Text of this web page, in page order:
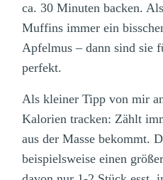
ca. 30 Minuten backen.
Muffins immer ein
Apfelmus – dann sind sie
perfekt.
Als kleiner Tipp von mir
Kalorien tracken: Zählt
aus der Masse bekommt.
beispielsweise einen